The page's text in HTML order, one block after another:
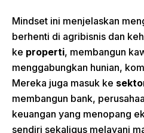
Mindset ini menjelaskan
berhenti di agribisnis dan
ke properti, membangun
menggabungkan hunian,
Mereka juga masuk ke
membangun bank,
keuangan yang menopang
sendiri sekaligus melayani